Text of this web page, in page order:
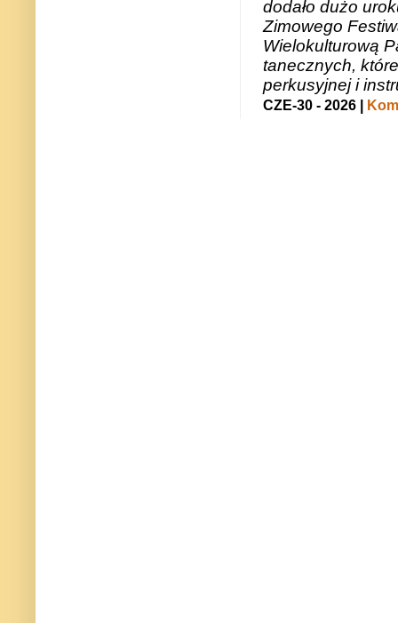
dodało dużo
Zimowego
Wielokulturową
tanecznych,
perkusyjnej i
CZE-30 - 2026 |